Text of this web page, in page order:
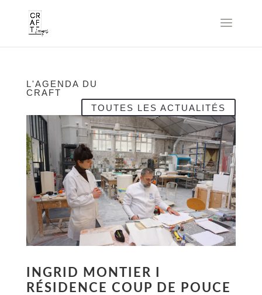
L'AGENDA DU
CRAFT
TOUTES LES ACTUALITÉS
INGRID MONTIER I
RÉSIDENCE COUP DE POUCE